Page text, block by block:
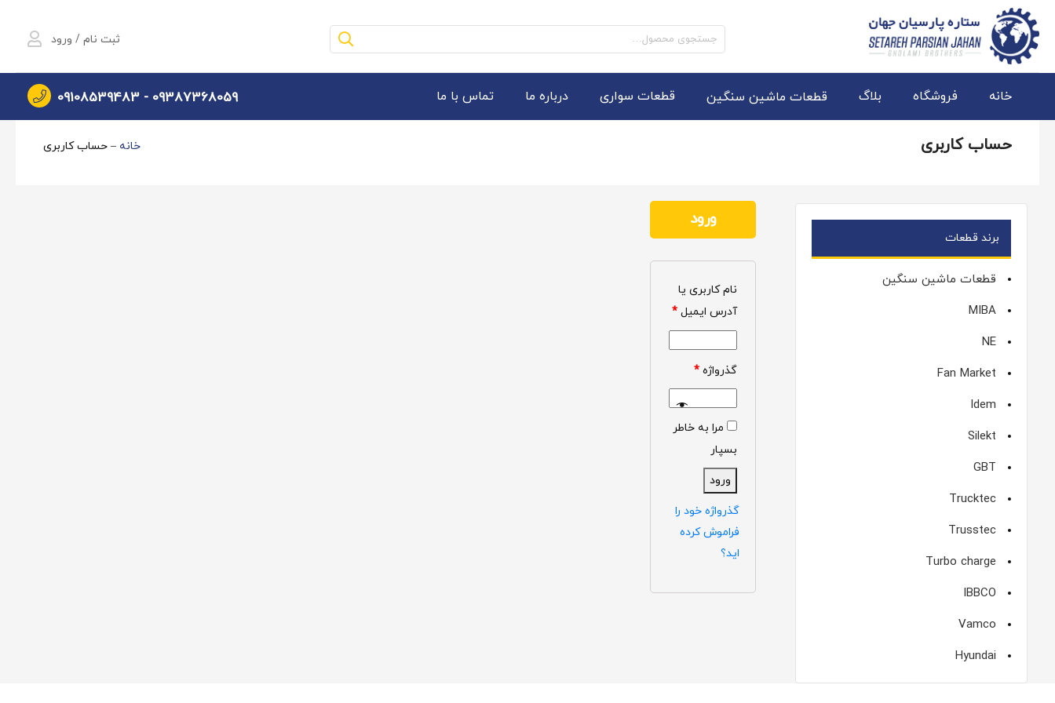
جستجو
برای:
ثبت نام / ورود
خانه فروشگاه بلاگ قطعات ماشین سنگین قطعات سواری درباره ما تماس با ما 09387368059 -
09108539483
حساب کاربری خانه – حساب کاربری
برند قطعات
قطعات ماشین سنگین
MIBA
NE
Fan Market
Idem
Silekt
GBT
Trucktec
Trusstec
Turbo charge
IBBCO
Vamco
Hyundai
ورود
نام کاربری یا
آدرس ایمیل*
گذرواژه*
مرا به خاطر
بسپار
ورود
گذرواژه خود را
فراموش کرده
اید؟